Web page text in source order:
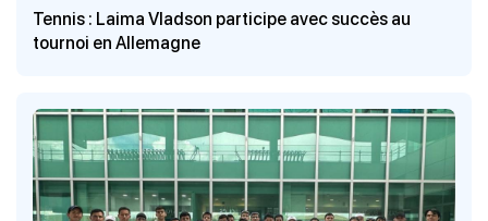
Tennis : Laima Vladson participe avec succès au
tournoi en Allemagne